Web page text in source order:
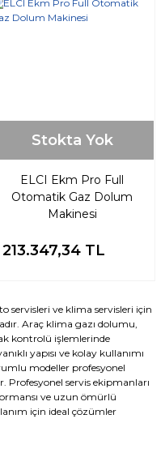
Stokta Yok
ELCI Ekm Pro Full
Otomatik Gaz Dolum
Makinesi
213.347,34 TL
servisleri ve klima servisleri için
Araç klima gazı dolumu,
kontrolü işlemlerinde
yapısı ve kolay kullanımı
modeller profesyonel
Profesyonel servis ekipmanları
ve uzun ömürlü
için ideal çözümler